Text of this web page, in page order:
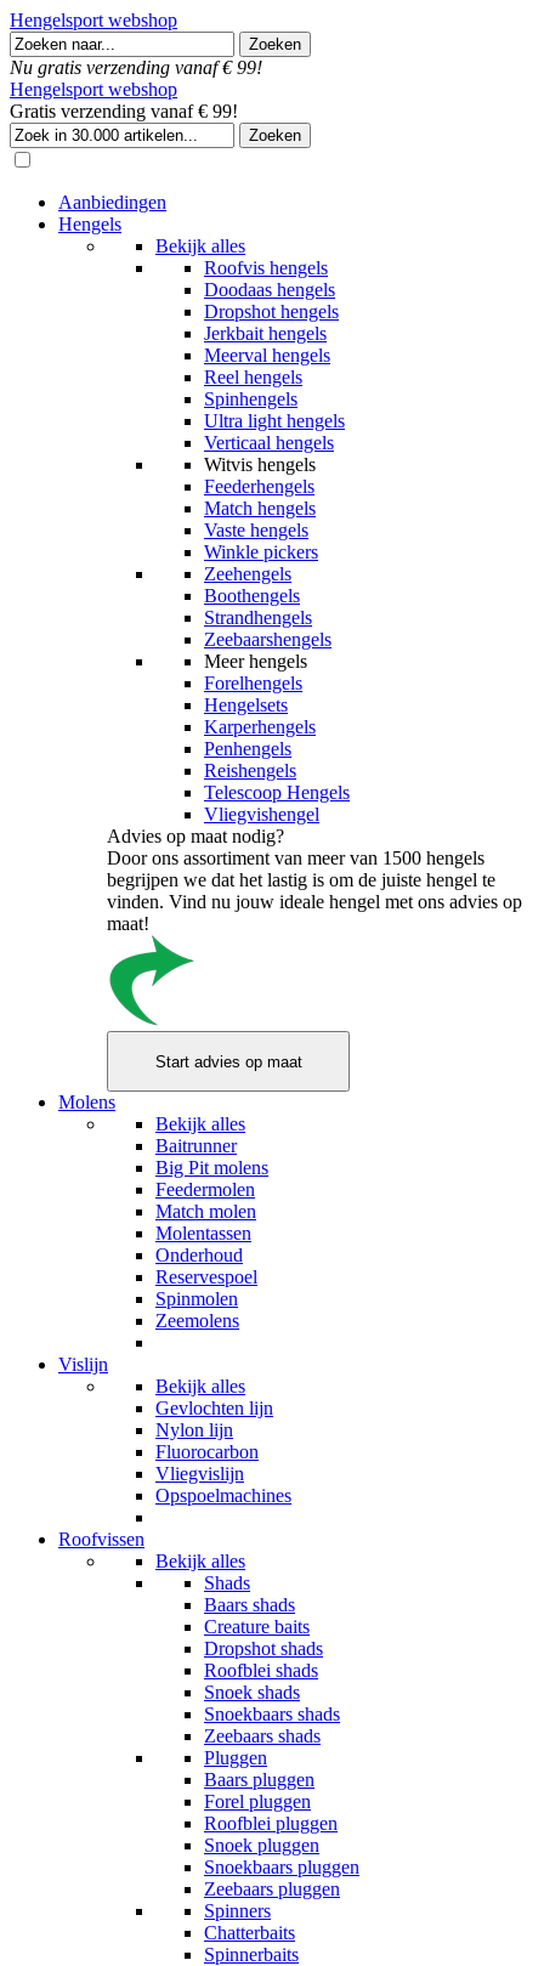
Hengelsport webshop
Nu gratis verzending vanaf € 99!
Hengelsport webshop
Gratis verzending vanaf € 99!
Aanbiedingen
Hengels
Bekijk alles
Roofvis hengels
Doodaas hengels
Dropshot hengels
Jerkbait hengels
Meerval hengels
Reel hengels
Spinhengels
Ultra light hengels
Verticaal hengels
Witvis hengels
Feederhengels
Match hengels
Vaste hengels
Winkle pickers
Zeehengels
Boothengels
Strandhengels
Zeebaarshengels
Meer hengels
Forelhengels
Hengelsets
Karperhengels
Penhengels
Reishengels
Telescoop Hengels
Vliegvishengel
Advies op maat nodig?
Door ons assortiment van meer van 1500 hengels
begrijpen we dat het lastig is om de juiste hengel te
vinden. Vind nu jouw ideale hengel met ons advies op
maat!
Molens
Bekijk alles
Baitrunner
Big Pit molens
Feedermolen
Match molen
Molentassen
Onderhoud
Reservespoel
Spinmolen
Zeemolens
Vislijn
Bekijk alles
Gevlochten lijn
Nylon lijn
Fluorocarbon
Vliegvislijn
Opspoelmachines
Roofvissen
Bekijk alles
Shads
Baars shads
Creature baits
Dropshot shads
Roofblei shads
Snoek shads
Snoekbaars shads
Zeebaars shads
Pluggen
Baars pluggen
Forel pluggen
Roofblei pluggen
Snoek pluggen
Snoekbaars pluggen
Zeebaars pluggen
Spinners
Chatterbaits
Spinnerbaits